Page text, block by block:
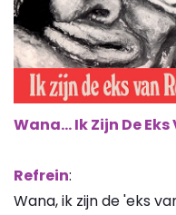
Wana... Ik Zijn De
Refrein:
Wana, ik zijn de 'eks